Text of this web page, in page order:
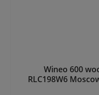
Wineo 600
RLC198W6